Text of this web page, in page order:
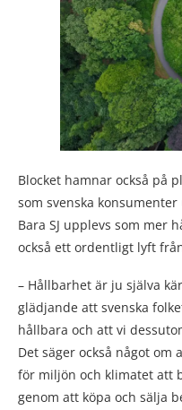
Blocket hamnar också på
som svenska
Bara SJ upplevs som mer
också ett ordentligt lyft
– Hållbarhet är ju själva
glädjande att svenska
hållbara och att vi
Det säger också något
för miljön och klimatet att
genom att köpa och sälja